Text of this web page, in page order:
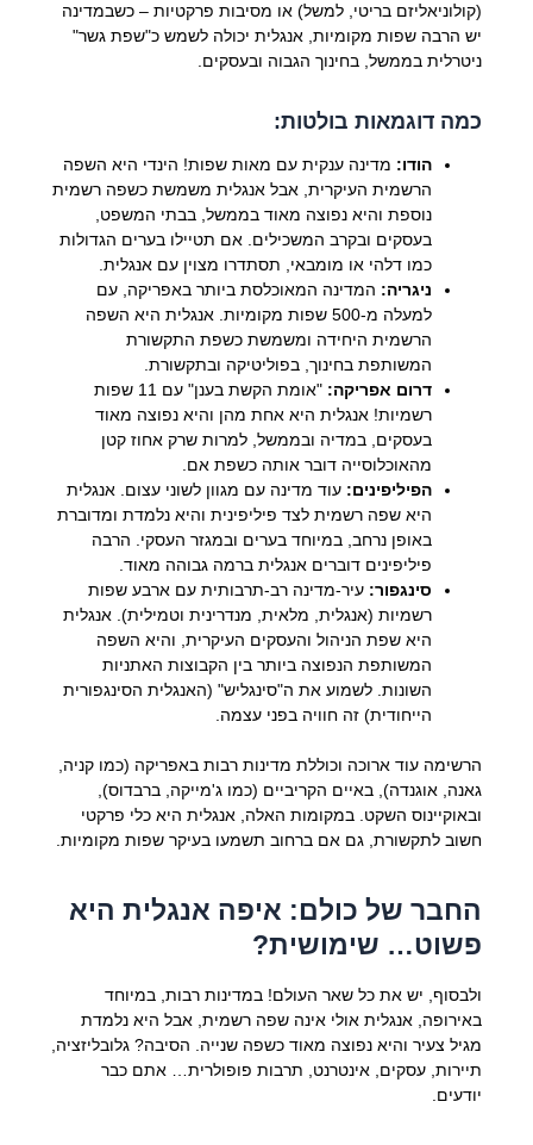
(קולוניאליזם בריטי, למשל) או מסיבות פרקטיות – כשבמדינה
יש הרבה שפות מקומיות, אנגלית יכולה לשמש כ"שפת גשר"
ניטרלית בממשל, בחינוך הגבוה ובעסקים.
כמה דוגמאות בולטות:
הודו: מדינה ענקית עם מאות שפות! הינדי היא השפה
הרשמית העיקרית, אבל אנגלית משמשת כשפה רשמית
נוספת והיא נפוצה מאוד בממשל, בבתי המשפט,
בעסקים ובקרב המשכילים. אם תטיילו בערים הגדולות
כמו דלהי או מומבאי, תסתדרו מצוין עם אנגלית.
ניגריה: המדינה המאוכלסת ביותר באפריקה, עם
למעלה מ-500 שפות מקומיות. אנגלית היא השפה
הרשמית היחידה ומשמשת כשפת התקשורת
המשותפת בחינוך, בפוליטיקה ובתקשורת.
דרום אפריקה:
"אומת הקשת בענן" עם 11 שפות
רשמיות! אנגלית היא אחת מהן והיא נפוצה מאוד
בעסקים, במדיה ובממשל, למרות שרק אחוז קטן
מהאוכלוסייה דובר אותה כשפת אם.
הפיליפינים: עוד מדינה עם מגוון לשוני עצום. אנגלית
היא שפה רשמית לצד פיליפינית והיא נלמדת ומדוברת
באופן נרחב, במיוחד בערים ובמגזר העסקי. הרבה
פיליפינים דוברים אנגלית ברמה גבוהה מאוד.
סינגפור: עיר-מדינה רב-תרבותית עם ארבע שפות
רשמיות (אנגלית, מלאית, מנדרינית וטמילית). אנגלית
היא שפת הניהול והעסקים העיקרית, והיא השפה
המשותפת הנפוצה ביותר בין הקבוצות האתניות
השונות. לשמוע את ה"סינגליש" (האנגלית הסינגפורית
הייחודית) זה חוויה בפני עצמה.
הרשימה עוד ארוכה וכוללת מדינות רבות באפריקה (כמו קניה,
גאנה, אוגנדה), באיים הקריביים (כמו ג'מייקה, ברבדוס),
ובאוקיינוס השקט. במקומות האלה, אנגלית היא כלי פרקטי
חשוב לתקשורת, גם אם ברחוב תשמעו בעיקר שפות מקומיות.
החבר של כולם: איפה אנגלית היא
פשוט… שימושית?
ולבסוף, יש את כל שאר העולם! במדינות רבות, במיוחד
באירופה, אנגלית אולי אינה שפה רשמית, אבל היא נלמדת
מגיל צעיר והיא נפוצה מאוד כשפה שנייה. הסיבה? גלובליזציה,
תיירות, עסקים, אינטרנט, תרבות פופולרית… אתם כבר
יודעים.